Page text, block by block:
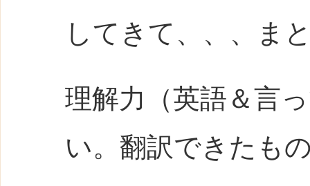
してきて、、、ま
理解力（英語＆言
い。翻訳できたも